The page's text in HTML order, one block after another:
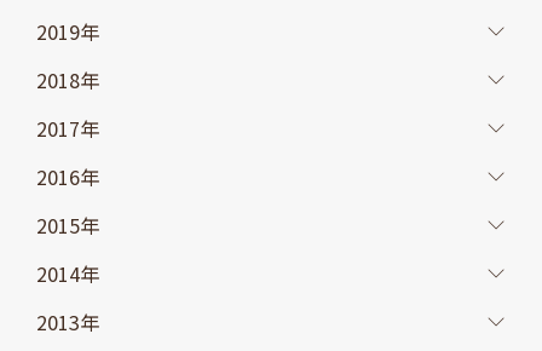
2019年
2018年
2017年
2016年
2015年
2014年
2013年